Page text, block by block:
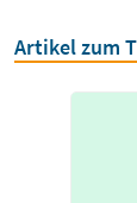
Artikel zum